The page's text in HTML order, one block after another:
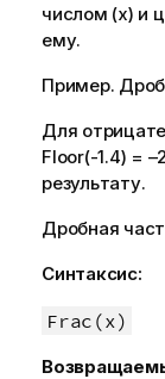
числом (x) и
ему.
Пример.
Для
Floor(-1.4) =
результату.
Дробная
Синтаксис:
Frac(x)